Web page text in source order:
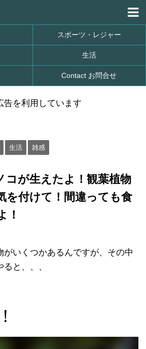
スポーツ・レジャー
生活
Contact お問合せ
を利用しています
生活 雑感
コが生えたよ！観葉植物
を付けて！間違っても食
！
がいくつかあるんですが、その中
と、、、